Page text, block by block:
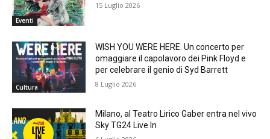
Eventi
15 Luglio 2026
Cultura
WISH YOU WERE HERE. Un concerto per
omaggiare il capolavoro dei Pink Floyd e
per celebrare il genio di Syd Barrett
8 Luglio 2026
Milano, al Teatro Lirico Gaber entra nel vivo
Sky TG24 Live In